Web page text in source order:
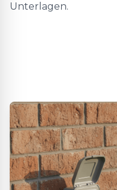
Unterlagen.